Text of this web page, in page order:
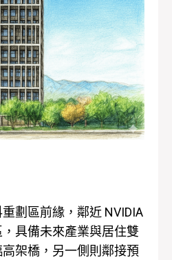
劃區前緣，鄰近 NVIDIA
具備未來產業與居住雙
架橋，另一側則鄰接預